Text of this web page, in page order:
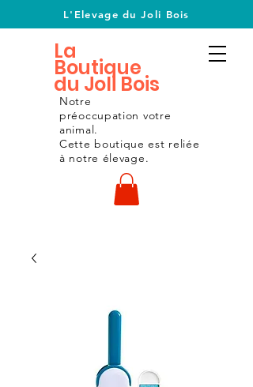
L'Elevage du Joli Bois
Notre
préoccupation votre
animal.
Cette boutique est reliée
à notre élevage.
La
Boutique
du Joli Bois